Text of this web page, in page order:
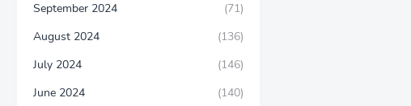
September 2024
(71)
August 2024
(136)
July 2024
(146)
June 2024
(140)